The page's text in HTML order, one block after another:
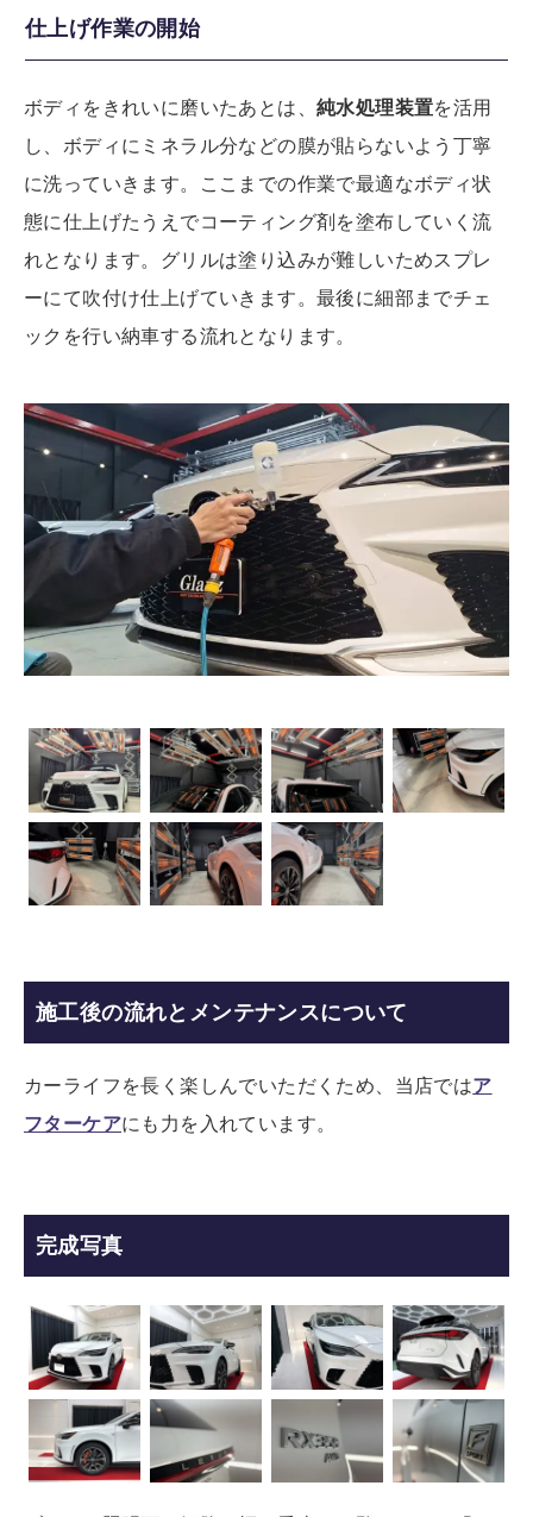
仕上げ作業の開始
ボディをきれいに磨いたあとは、 純水処理装置を活用
し、ボディにミネラル分などの膜が貼らないよう丁寧
に洗っていきます。
ここまでの作業で最適なボディ状
態に仕上げたうえでコーティング剤を塗布していく流
れとなります。グリルは塗り込みが難しいためスプレ
ーにて吹付け仕上げていきます。最後に細部までチェ
ックを行い納車する流れとなります。
施工後の流れとメンテナンスについて
カーライフを長く楽しんでいただくため、当店ではア
フターケアにも力を入れています。
完成写真